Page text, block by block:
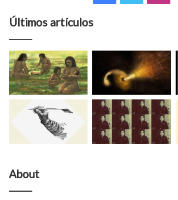
Últimos artículos
About